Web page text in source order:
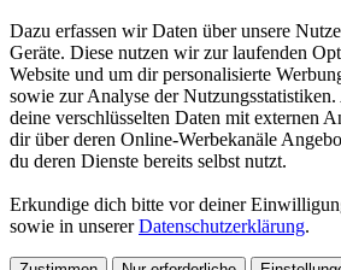
Dazu erfassen wir Daten über unsere
Geräte. Diese nutzen wir zur laufenden
Website und um dir personalisierte
sowie zur Analyse der
deine verschlüsselten Daten mit externen
dir über deren Online-Werbekanäle
du deren Dienste bereits selbst nutzt.
Erkundige dich bitte vor deiner
sowie in unsererDatenschutzerklärung.